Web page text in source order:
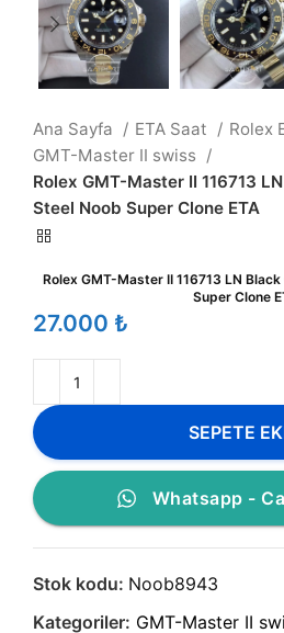
Ana Sayfa ETA Saat
Rolex
GMT-Master II swiss
Rolex GMT-Master II 116713
Steel Noob Super Clone ETA
Rolex GMT-Master II 116713 LN
Super Clone
₺
SEPETE
Whatsapp -
Stok kodu: Noob8943
Kategoriler: GMT-Master II